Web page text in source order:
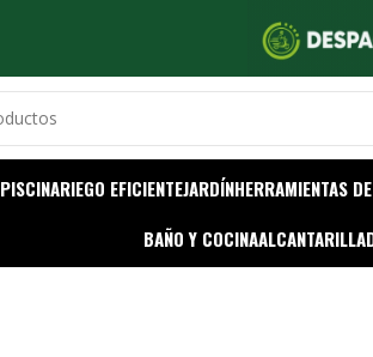
PISCINARIEGO EFICIENTEJARDÍNHERRAMIENTAS
BAÑO Y COCINA